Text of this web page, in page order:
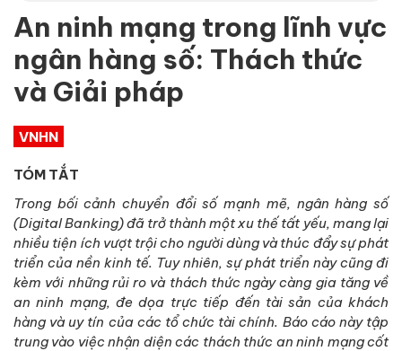
An ninh mạng trong lĩnh vực
ngân hàng số: Thách thức
và Giải pháp
VNHN
TÓM TẮT
Trong bối cảnh chuyển đổi số mạnh mẽ, ngân hàng số
(Digital Banking) đã trở thành một xu thế tất yếu, mang lại
nhiều tiện ích vượt trội cho người dùng và thúc đẩy sự phát
triển của nền kinh tế. Tuy nhiên, sự phát triển này cũng đi
kèm với những rủi ro và thách thức ngày càng gia tăng về
an ninh mạng, đe dọa trực tiếp đến tài sản của khách
hàng và uy tín của các tổ chức tài chính. Báo cáo này tập
trung vào việc nhận diện các thách thức an ninh mạng cốt